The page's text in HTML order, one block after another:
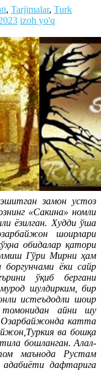
, Tarjimalar, Turk
izoh yo'q
замон устоз
«Сакина» номли
ёзилган. Худди ўша
шоирлари
обидалар қатори
Гўри Мирни ҳам
ёки сайр
ўқиб бергани
шулдирким, бир
истеъдодли шоир
томонидан айни шу
Озарбайжонда катта
ва бошқа
бошланган. Алал-
маънода Рустам
адабиёти дафтарига